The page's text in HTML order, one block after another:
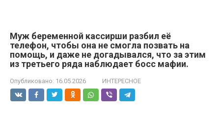
Муж беременной кассирши разбил её
телефон, чтобы она не смогла позвать на
помощь, и даже не догадывался, что за этим
из третьего ряда наблюдает босс мафии.
Опубликовано: 16.05.2026 ИНТЕРЕСНОЕ